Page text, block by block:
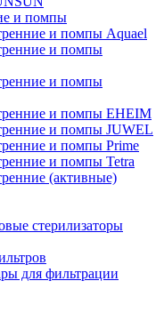
и помпы
и помпы Aquael
и помпы
и помпы
и помпы EHEIM
и помпы JUWEL
и помпы Prime
и помпы Tetra
(активные)
стерилизаторы
для фильтрации